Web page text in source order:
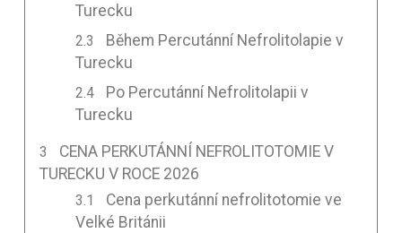
Turecku
Během Percutánní Nefrolitolapie v
Turecku
Po Percutánní Nefrolitolapii v
Turecku
CENA PERKUTÁNNÍ NEFROLITOTOMIE V
TURECKU V ROCE 2026
Cena perkutánní nefrolitotomie ve
Velké Británii